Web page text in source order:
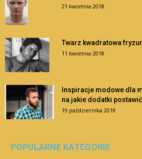
21 kwietnia 2018
Twarz kwadratowa
11 kwietnia 2018
Inspiracje modowe dla
na jakie dodatki
19 października 2018
POPULARNE KATEGORIE